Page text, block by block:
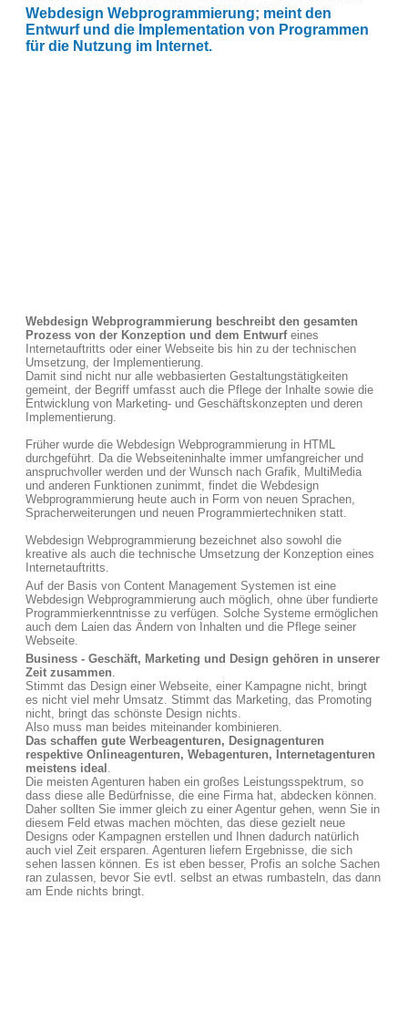
Webdesign Webprogrammierung; meint den
Entwurf und die Implementation von Programmen
für die Nutzung im Internet.
Webdesign Webprogrammierung beschreibt den gesamten
Prozess von der Konzeption und dem Entwurf eines
Internetauftritts oder einer Webseite bis hin zu der technischen
Umsetzung, der Implementierung.
Damit sind nicht nur alle webbasierten Gestaltungstätigkeiten
gemeint, der Begriff umfasst auch die Pflege der Inhalte sowie die
Entwicklung von Marketing- und Geschäftskonzepten und deren
Implementierung.
Früher wurde die Webdesign Webprogrammierung in HTML
durchgeführt. Da die Webseiteninhalte immer umfangreicher und
anspruchvoller werden und der Wunsch nach Grafik, MultiMedia
und anderen Funktionen zunimmt, findet die Webdesign
Webprogrammierung heute auch in Form von neuen Sprachen,
Spracherweiterungen und neuen Programmiertechniken statt.
Webdesign Webprogrammierung bezeichnet also sowohl die
kreative als auch die technische Umsetzung der Konzeption eines
Internetauftritts.
Auf der Basis von Content Management Systemen ist eine
Webdesign Webprogrammierung auch möglich, ohne über fundierte
Programmierkenntnisse zu verfügen. Solche Systeme ermöglichen
auch dem Laien das Ändern von Inhalten und die Pflege seiner
Webseite.
Business - Geschäft, Marketing und Design gehören in unserer
Zeit zusammen.
Stimmt das Design einer Webseite, einer Kampagne nicht, bringt
es nicht viel mehr Umsatz. Stimmt das Marketing, das Promoting
nicht, bringt das schönste Design nichts.
Also muss man beides miteinander kombinieren.
Das schaffen gute Werbeagenturen, Designagenturen
respektive Onlineagenturen, Webagenturen, Internetagenturen
meistens ideal .
Die meisten Agenturen haben ein großes Leistungsspektrum, so
dass diese alle Bedürfnisse, die eine Firma hat, abdecken können.
Daher sollten Sie immer gleich zu einer Agentur gehen, wenn Sie in
diesem Feld etwas machen möchten, das diese gezielt neue
Designs oder Kampagnen erstellen und Ihnen dadurch natürlich
auch viel Zeit ersparen. Agenturen liefern Ergebnisse, die sich
sehen lassen können. Es ist eben besser, Profis an solche Sachen
ran zulassen, bevor Sie evtl. selbst an etwas rumbasteln, das dann
am Ende nichts bringt.